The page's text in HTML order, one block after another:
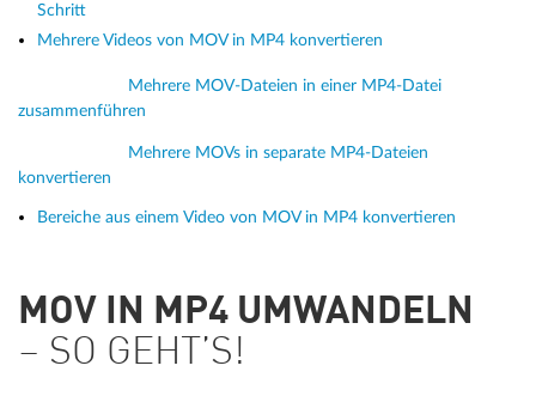
Schritt
Mehrere Videos von MOV in MP4 konvertieren
Mehrere MOV-Dateien in einer MP4-Datei
zusammenführen
Mehrere MOVs in separate MP4-Dateien
konvertieren
Bereiche aus einem Video von MOV in MP4 konvertieren
MOV IN MP4 UMWANDELN
– SO GEHT’S!